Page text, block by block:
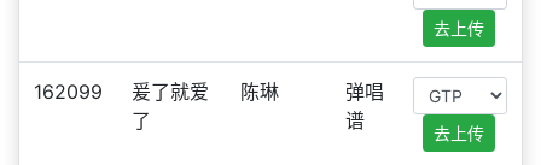
去上传
162099
爰了就爱
了
陈琳
弹唱
谱
去上传